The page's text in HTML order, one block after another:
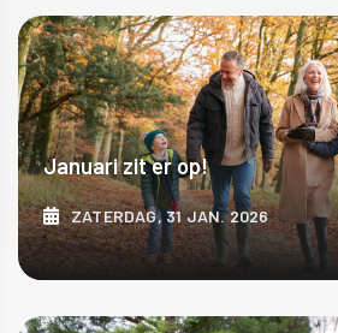
ONTDEK MEER
Januari zit er op!
ZATERDAG, 31 JAN. 2026
ONTDEK MEER